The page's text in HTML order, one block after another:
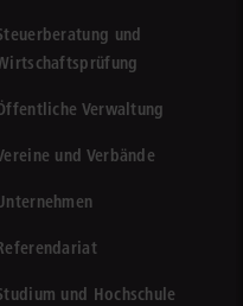
und
Verwaltung
und Verbände
und Hochschule